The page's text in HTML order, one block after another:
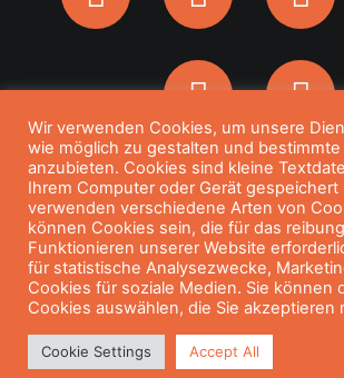
@ 2024 ALLE RECHTE
POWERED BY KARMA RESTAURANT
Wir verwenden Cookies, um unsere
wie möglich zu gestalten und
anzubieten. Cookies sind kleine
Ihrem Computer oder Gerät gespeichert
verwenden verschiedene Arten von
können Cookies sein, die für das
Funktionieren unserer Website
für statistische Analysezwecke,
Cookies für soziale Medien. Sie können
Cookies auswählen, die Sie akzeptieren
Cookie Settings Accept All